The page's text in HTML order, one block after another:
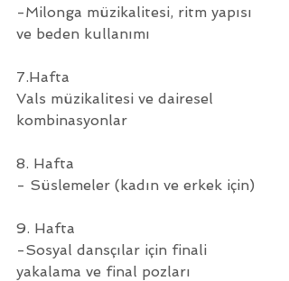
-Milonga müzikalitesi, ritm yapısı
ve beden kullanımı
7.Hafta
Vals müzikalitesi ve dairesel
kombinasyonlar
8. Hafta
- Süslemeler (kadın ve erkek için)
9. Hafta
-Sosyal dansçılar için finali
yakalama ve final pozları